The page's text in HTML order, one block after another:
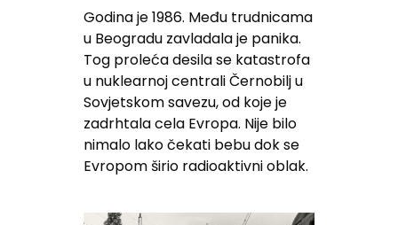
Godina je 1986. Među trudnicama
u Beogradu zavladala je panika.
Tog proleća desila se katastrofa
u nuklearnoj centrali Černobilj u
Sovjetskom savezu, od koje je
zadrhtala cela Evropa. Nije bilo
nimalo lako čekati bebu dok se
Evropom širio radioaktivni oblak.